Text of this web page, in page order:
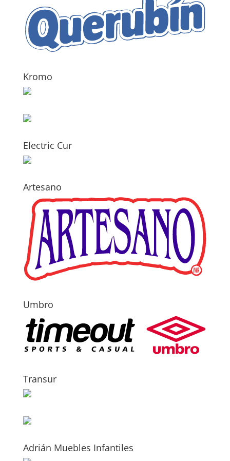
Kromo
Electric Cur
Artesano
Umbro
Transur
Adrián Muebles Infantiles